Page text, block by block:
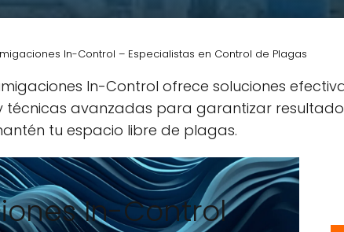
In-Control – Especialistas en Control de Plagas
In-Control ofrece soluciones
técnicas avanzadas para garantizar
tu espacio libre de plagas.
In-Control